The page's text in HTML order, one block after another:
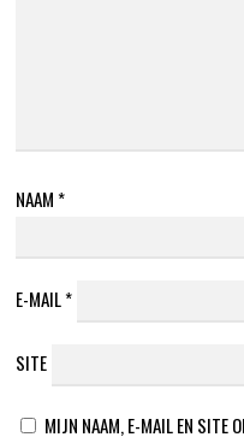
NAAM *
E-MAIL*
SITE
MIJN NAAM, E-MAIL EN SITE